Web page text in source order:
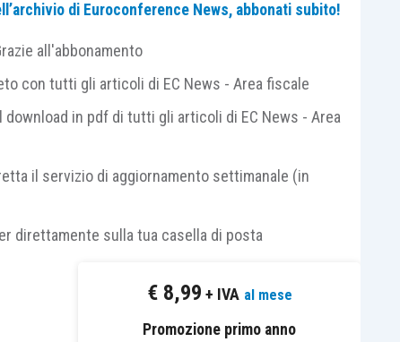
di Euroconference News, abbonati subito!
all'abbonamento
con tutti gli articoli di EC News - Area fiscale
in pdf di tutti gli articoli di EC News - Area
il servizio di aggiornamento settimanale (in
direttamente sulla tua casella di posta
€ 8,99 + IVA al mese
Promozione primo anno